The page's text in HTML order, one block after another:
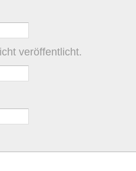
veröffentlicht.